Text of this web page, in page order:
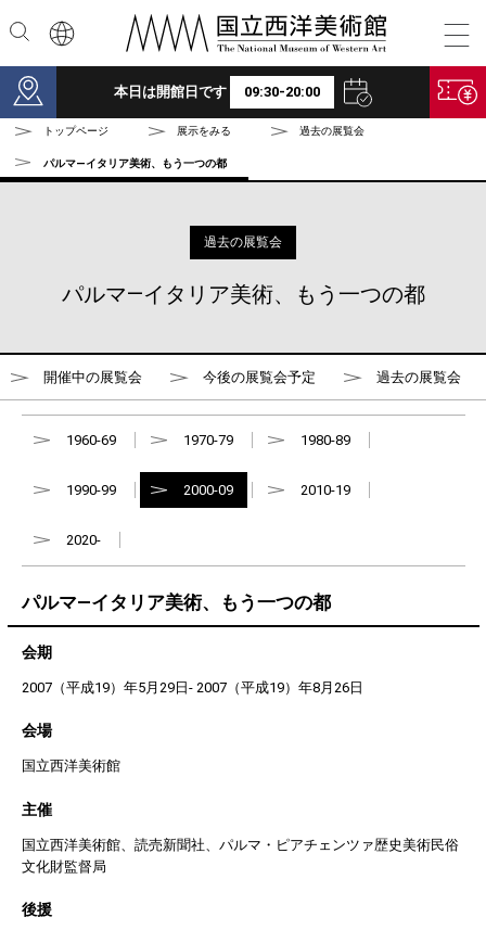
本日は開館日です 09:30-20:00
トップページ 展示をみる 過去の展覧会
パルマ―イタリア美術、もう一つの都
過去の展覧会
パルマ―イタリア美術、もう一つの都
開催中の展覧会 今後の展覧会予定 過去の展覧会
1960-69 1970-79 1980-89
1990-99 2000-09 2010-19
2020-
パルマ―イタリア美術、もう一つの都
会期
2007（平成19）年5月29日- 2007（平成19）年8月26日
会場
国立西洋美術館
主催
国立西洋美術館、読売新聞社、パルマ・ピアチェンツァ歴史美術民俗
文化財監督局
後援